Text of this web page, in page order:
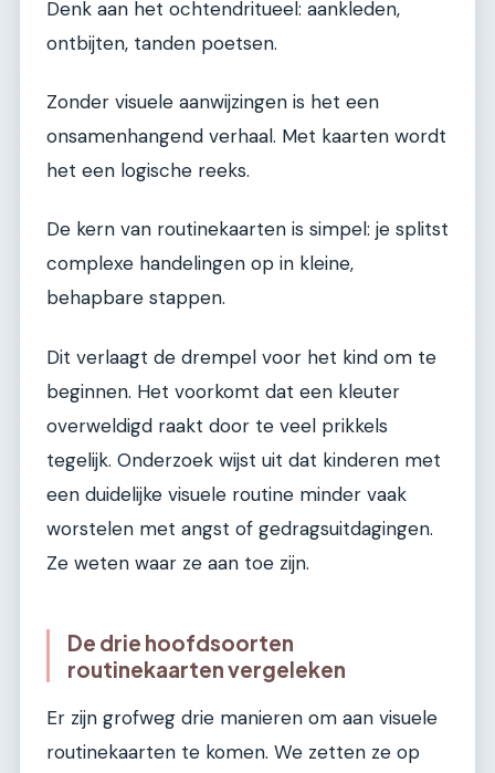
Denk aan het ochtendritueel: aankleden,
ontbijten, tanden poetsen.
Zonder visuele aanwijzingen is het een
onsamenhangend verhaal. Met kaarten wordt
het een logische reeks.
De kern van routinekaarten is simpel: je splitst
complexe handelingen op in kleine,
behapbare stappen.
Dit verlaagt de drempel voor het kind om te
beginnen. Het voorkomt dat een kleuter
overweldigd raakt door te veel prikkels
tegelijk. Onderzoek wijst uit dat kinderen met
een duidelijke visuele routine minder vaak
worstelen met angst of gedragsuitdagingen.
Ze weten waar ze aan toe zijn.
De drie hoofdsoorten
routinekaarten vergeleken
Er zijn grofweg drie manieren om aan visuele
routinekaarten te komen. We zetten ze op